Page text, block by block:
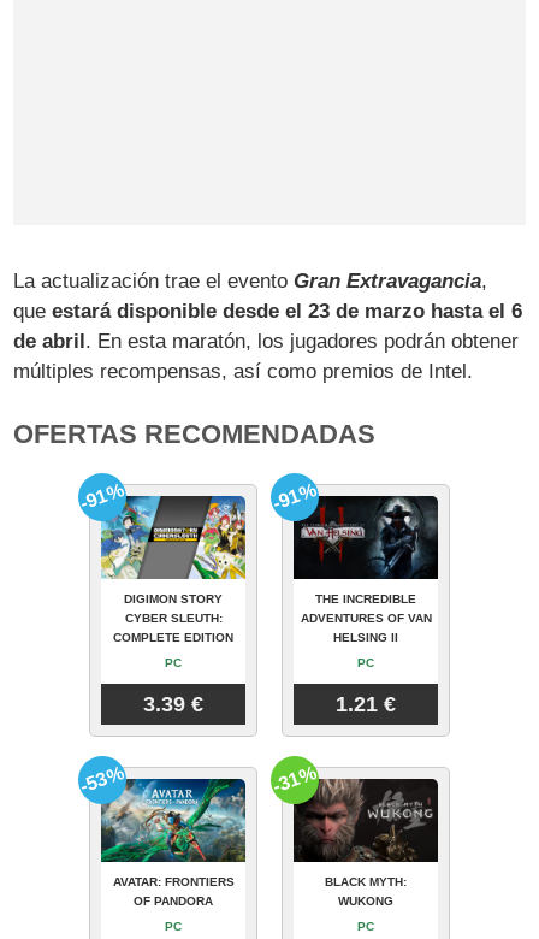
La actualización trae el eventoGran Extravagancia,
queestará disponible desde el 23 de marzo hasta el 6
de abril. En esta maratón, los jugadores podrán obtener
múltiples recompensas, así como premios de Intel.
OFERTAS RECOMENDADAS
DIGIMON STORY
CYBER SLEUTH:
COMPLETE EDITION
PC
3.39 €
-91%
THE INCREDIBLE
ADVENTURES OF VAN
HELSING II
PC
1.21 €
-91%
AVATAR: FRONTIERS
OF PANDORA
PC
-53%
BLACK MYTH:
WUKONG
PC
-31%